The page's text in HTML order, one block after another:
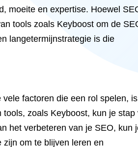
moeite en expertise. Hoewel
tools zoals Keyboost om de
langetermijnstrategie is die
factoren die een rol spelen,
zoals Keyboost, kun je stap
het verbeteren van je SEO, kun
om te blijven leren en